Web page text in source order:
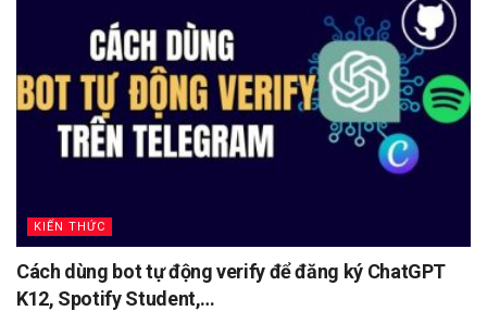
KIẾN THỨC
Cách dùng bot tự động verify để đăng ký ChatGPT
K12, Spotify Student,…